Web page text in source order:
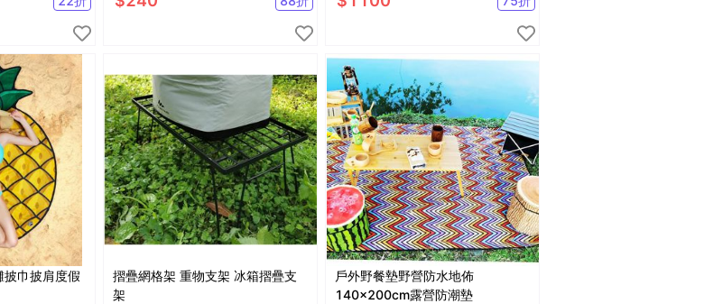
披巾披肩度假
摺疊網格架 重物支架 冰箱摺疊支
架
戶外野餐墊野營防水地佈
140x200cm露營防潮墊